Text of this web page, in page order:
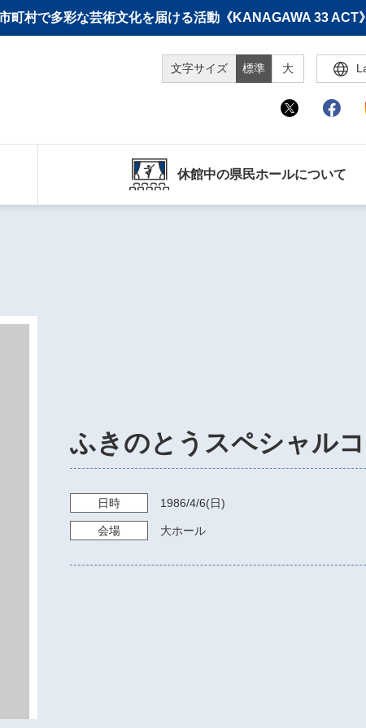
町村で多彩な芸術文化を届ける活動《KANAGAWA 33
文字サイズ 標準 大
休館中の県民ホールについて
ふきのとうスペシャル
日時 1986/4/6(日)
会場 大ホール